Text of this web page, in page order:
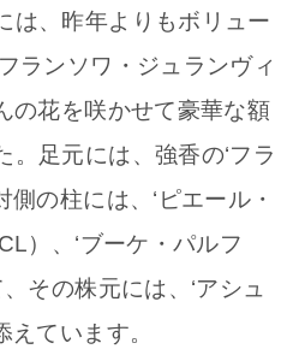
は、昨年よりもボリュー
ランソワ・ジュランヴィ
の花を咲かせて豪華な額
。足元には、強香の‘フラ
側の柱には、‘ピエール・
）、‘ブーケ・パルフ
その株元には、‘アシュ
えています。